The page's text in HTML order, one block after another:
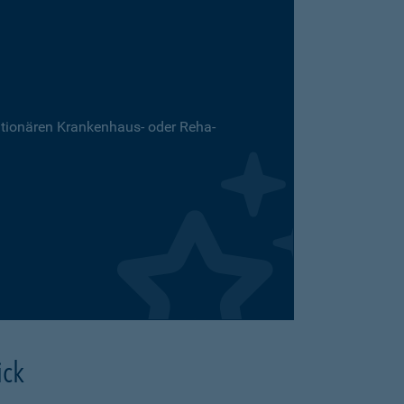
Krankenhaus- oder Reha-